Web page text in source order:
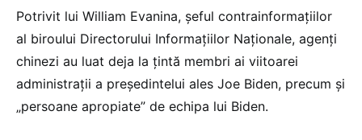
Potrivit lui William Evanina, şeful contrainformaţiilor
al biroului Directorului Informaţiilor Naţionale, agenţi
chinezi au luat deja la ţintă membri ai viitoarei
administraţii a preşedintelui ales Joe Biden, precum şi
„persoane apropiate” de echipa lui Biden.